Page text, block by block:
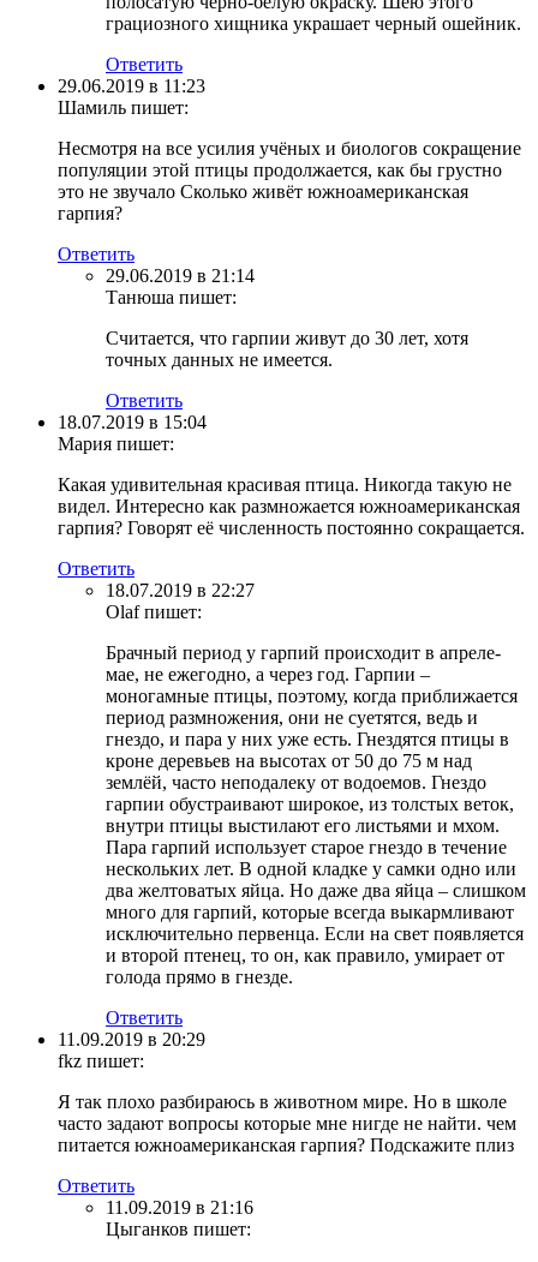
грациозного хищника украшает черный ошейник.
Ответить
29.06.2019 в 11:23
Шамиль пишет:
Несмотря на все усилия учёных и биологов сокращение
популяции этой птицы продолжается, как бы грустно
это не звучало Сколько живёт южноамериканская
гарпия?
Ответить
29.06.2019 в 21:14
Танюша пишет:
Считается, что гарпии живут до 30 лет, хотя
точных данных не имеется.
Ответить
18.07.2019 в 15:04
Мария пишет:
Какая удивительная красивая птица. Никогда такую не
видел. Интересно как размножается южноамериканская
гарпия? Говорят её численность постоянно сокращается.
Ответить
18.07.2019 в 22:27
Olaf пишет:
Брачный период у гарпий происходит в апреле-
мае, не ежегодно, а через год. Гарпии –
моногамные птицы, поэтому, когда приближается
период размножения, они не суетятся, ведь и
гнездо, и пара у них уже есть. Гнездятся птицы в
кроне деревьев на высотах от 50 до 75 м над
землёй, часто неподалеку от водоемов. Гнездо
гарпии обустраивают широкое, из толстых веток,
внутри птицы выстилают его листьями и мхом.
Пара гарпий использует старое гнездо в течение
нескольких лет. В одной кладке у самки одно или
два желтоватых яйца. Но даже два яйца – слишком
много для гарпий, которые всегда выкармливают
исключительно первенца. Если на свет появляется
и второй птенец, то он, как правило, умирает от
голода прямо в гнезде.
Ответить
11.09.2019 в 20:29
fkz пишет:
Я так плохо разбираюсь в животном мире. Но в школе
часто задают вопросы которые мне нигде не найти. чем
питается южноамериканская гарпия? Подскажите плиз
Ответить
11.09.2019 в 21:16
Цыганков пишет: